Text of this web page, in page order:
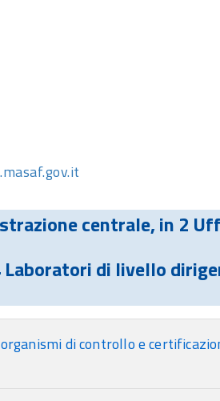
centrale, in 2
di livello
di controllo e